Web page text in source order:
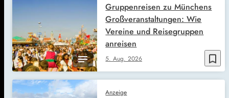
bookmark_border
5. Aug. 2026
Gruppenreisen zu Münchens
Großveranstaltungen: Wie
Vereine und Reisegruppen
anreisen
Anzeige